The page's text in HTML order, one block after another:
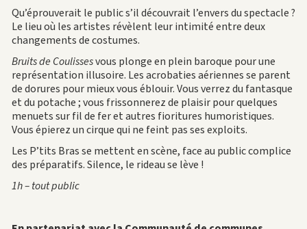
Qu’éprouverait le public s’il découvrait l’envers du spectacle ?
Le lieu où les artistes révèlent leur intimité entre deux
changements de costumes.
Bruits de Coulissesvous plonge en plein baroque pour une
représentation illusoire. Les acrobaties aériennes se parent
de dorures pour mieux vous éblouir. Vous verrez du fantasque
et du potache ; vous frissonnerez de plaisir pour quelques
menuets sur fil de fer et autres fioritures humoristiques.
Vous épierez un cirque qui ne feint pas ses exploits.
Les P’tits Bras se mettent en scène, face au public complice
des préparatifs. Silence, le rideau se lève !
1h – tout public